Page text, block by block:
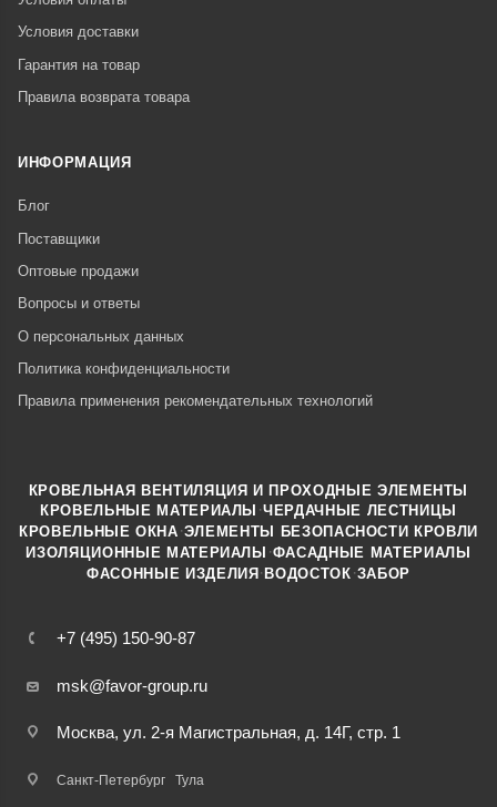
Условия доставки
Гарантия на товар
Правила возврата товара
ИНФОРМАЦИЯ
Блог
Поставщики
Оптовые продажи
Вопросы и ответы
О персональных данных
Политика конфиденциальности
Правила применения рекомендательных технологий
+7 (495) 150-90-87
msk@favor-group.ru
Москва, ул. 2-я Магистральная, д. 14Г, стр. 1
Санкт-Петербург Тула
КРОВЕЛЬНАЯ ВЕНТИЛЯЦИЯ И ПРОХОДНЫЕ ЭЛЕМЕНТЫ
КРОВЕЛЬНЫЕ МАТЕРИАЛЫ ·ЧЕРДАЧНЫЕ ЛЕСТНИЦЫ
КРОВЕЛЬНЫЕ ОКНА ·ЭЛЕМЕНТЫ БЕЗОПАСНОСТИ КРОВЛИ
ИЗОЛЯЦИОННЫЕ МАТЕРИАЛЫ ·ФАСАДНЫЕ МАТЕРИАЛЫ
ФАСОННЫЕ ИЗДЕЛИЯ ·ВОДОСТОК ·ЗАБОР